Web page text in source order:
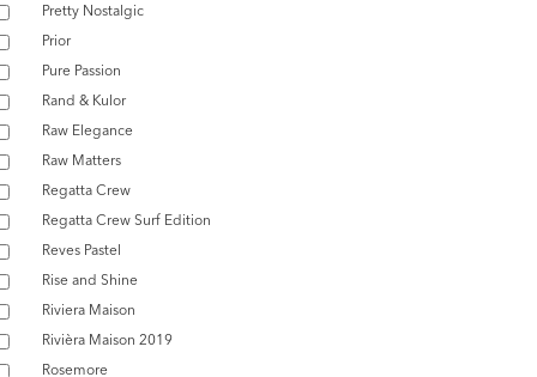
Pretty Nostalgic
Prior
Pure Passion
Rand & Kulor
Raw Elegance
Raw Matters
Regatta Crew
Regatta Crew Surf Edition
Reves Pastel
Rise and Shine
Riviera Maison
Rivièra Maison 2019
Rosemore